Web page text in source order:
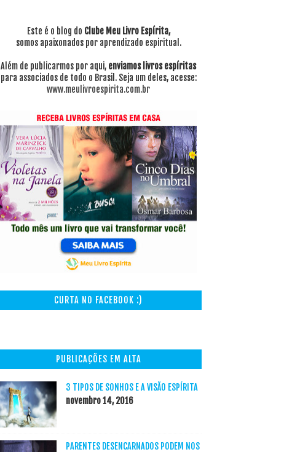
Este é o blog do Clube Meu Livro Espírita,
somos apaixonados por aprendizado espiritual.
Além de publicarmos por aqui, enviamos livros espíritas
para associados de todo o Brasil. Seja um deles, acesse:
www.meulivroespirita.com.br
CURTA NO FACEBOOK :)
PUBLICAÇÕES EM ALTA
3 TIPOS DE SONHOS E A VISÃO ESPÍRITA
novembro 14, 2016
PARENTES DESENCARNADOS PODEM NOS